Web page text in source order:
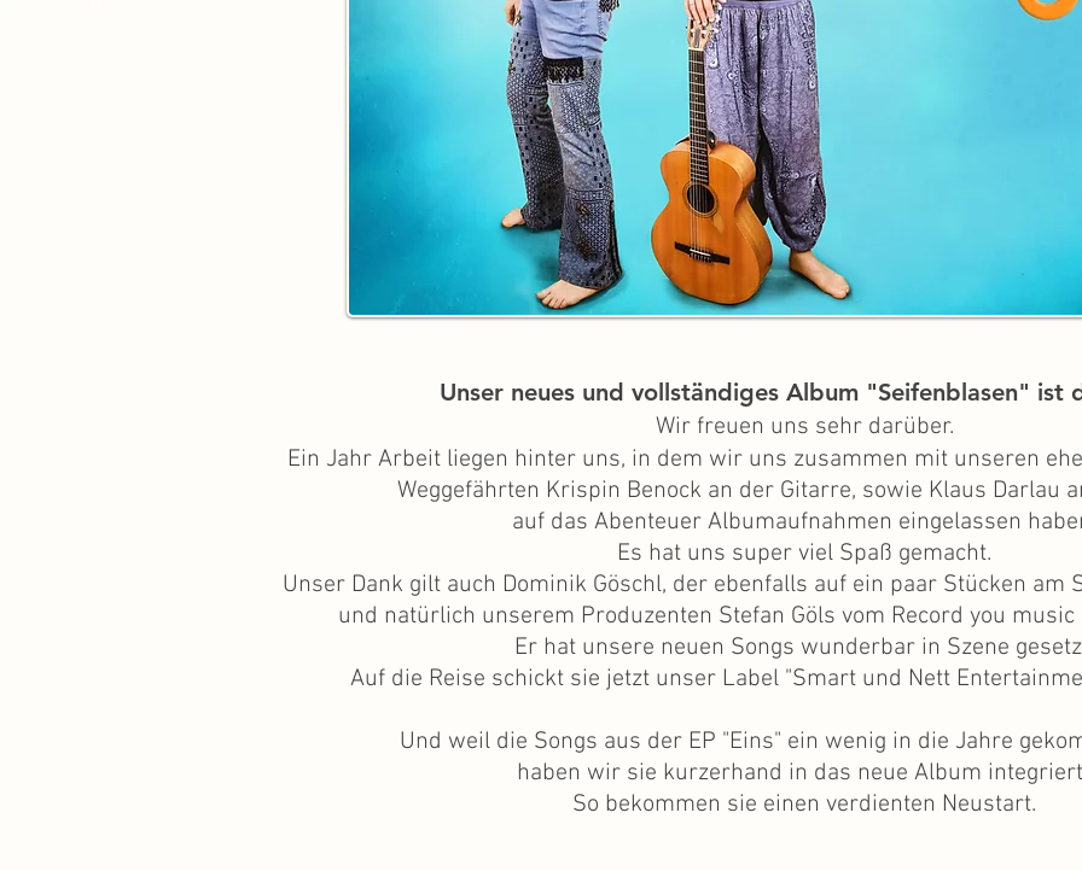
Unser neues und vollständiges Album "Seifenblasen" ist
Wir freuen uns sehr darüber.
Ein Jahr Arbeit liegen hinter uns, in dem wir uns zusammen mit unseren
Weggefährten Krispin Benock an der Gitarre, sowie Klaus Darlau
auf das Abenteuer Albumaufnahmen eingelassen
Es hat uns super viel Spaß gemacht.
Unser Dank gilt auch Dominik Göschl, der ebenfalls auf ein paar Stücken am
und natürlich unserem Produzenten Stefan Göls vom Record you
Er hat unsere neuen Songs wunderbar in Szene
Auf die Reise schickt sie jetzt unser Label "Smart und Nett
Und weil die Songs aus der EP "Eins" ein wenig in die Jahre
haben wir sie kurzerhand in das neue Album
So bekommen sie einen verdienten Neustart.